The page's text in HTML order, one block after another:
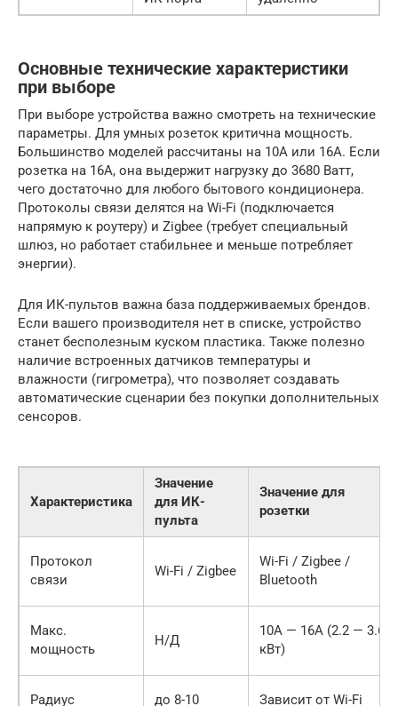
Основные технические характеристики
при выборе
При выборе устройства важно смотреть на технические
параметры. Для умных розеток критична мощность.
Большинство моделей рассчитаны на 10А или 16А. Если
розетка на 16А, она выдержит нагрузку до 3680 Ватт,
чего достаточно для любого бытового кондиционера.
Протоколы связи делятся на Wi-Fi (подключается
напрямую к роутеру) и Zigbee (требует специальный
шлюз, но работает стабильнее и меньше потребляет
энергии).
Для ИК-пультов важна база поддерживаемых брендов.
Если вашего производителя нет в списке, устройство
станет бесполезным куском пластика. Также полезно
наличие встроенных датчиков температуры и
влажности (гигрометра), что позволяет создавать
автоматические сценарии без покупки дополнительных
сенсоров.
Характеристика
Значение
для ИК-
пульта
Значение для
розетки
Протокол
связи
Wi-Fi / Zigbee
Wi-Fi / Zigbee /
Bluetooth
Макс.
мощность
Н/Д
10А — 16А (2.2 — 3.6
кВт)
Радиус до 8-10 Зависит от Wi-Fi